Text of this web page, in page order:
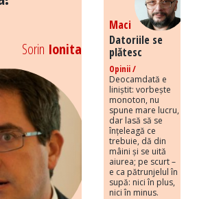
Sorin Ionita
Maci
Datoriile se
plătesc
Opinii /
Deocamdată e
liniștit: vorbește
monoton, nu
spune mare lucru,
dar lasă să se
înțeleagă ce
trebuie, dă din
mâini și se uită
aiurea; pe scurt –
e ca pătrunjelul în
supă: nici în plus,
nici în minus.